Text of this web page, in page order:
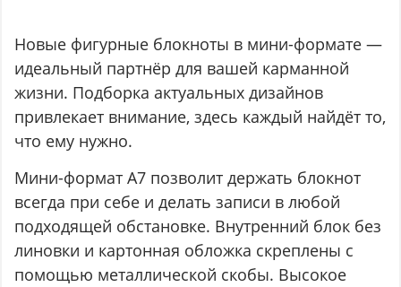
Новые фигурные блокноты в мини-формате —
идеальный партнёр для вашей карманной
жизни. Подборка актуальных дизайнов
привлекает внимание, здесь каждый найдёт то,
что ему нужно.
Мини-формат А7 позволит держать блокнот
всегда при себе и делать записи в любой
подходящей обстановке. Внутренний блок без
линовки и картонная обложка скреплены с
помощью металлической скобы. Высокое